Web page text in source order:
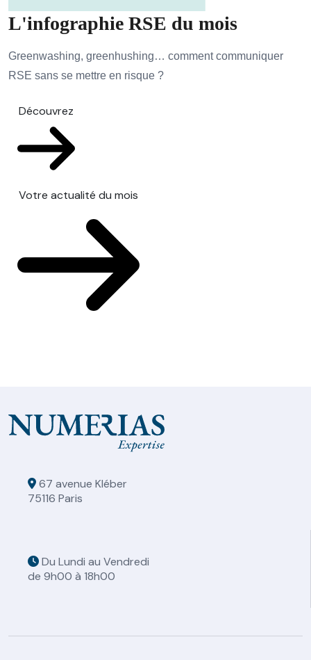
L'infographie RSE du mois
Greenwashing, greenhushing… comment communiquer
RSE sans se mettre en risque ?
Découvrez
Votre actualité du mois
67 avenue Kléber
75116 Paris
Du Lundi au Vendredi
de 9h00 à 18h00